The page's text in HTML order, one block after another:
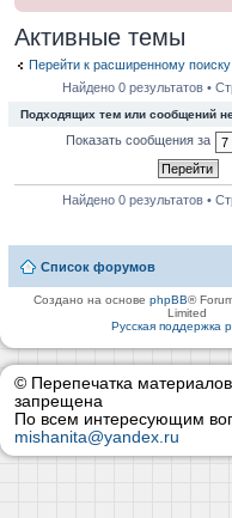
Активные темы
Перейти к расширенному поиску
Найдено 0 результатов •
Подходящих тем или сообщений
Показать сообщения за
Найдено 0 результатов •
Список форумов
Создано на основеphpBB®
Limited
Русская поддержка
© Перепечатка
запрещена
По всем интересующим
mishanita@yandex.ru